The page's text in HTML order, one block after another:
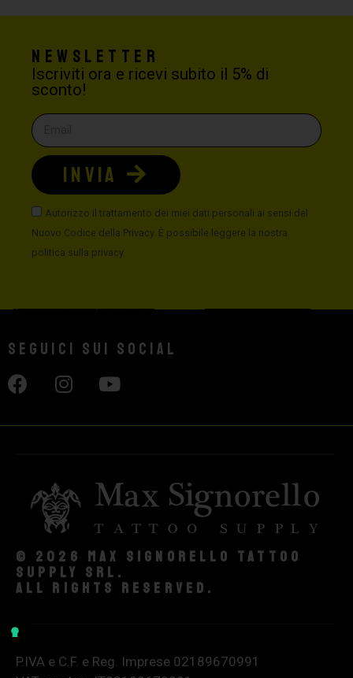
Newsletter
Iscriviti ora e ricevi subito il 5% di
sconto!
Autorizzo il trattamento dei miei dati personali ai sensi del
Nuovo Codice della Privacy. È possibile leggere la nostra
politica sulla privacy
INVIA
Seguici sui social
© 2026 Max Signorello Tattoo
supply srl.
All rights reserved.
P.IVA e C.F. e Reg. Imprese 02189670991